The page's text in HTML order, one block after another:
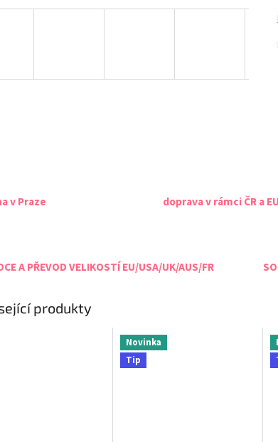
v Praze doprava v rámci ČR a EU
A PŘEVOD VELIKOSTÍ EU/USA/UK/AUS/FR
produkty
Novinka
Tip